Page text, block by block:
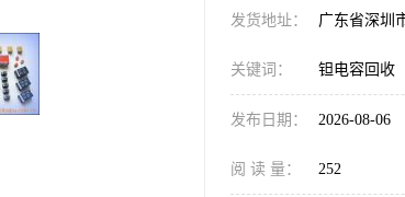
发货地址： 广东省深圳
关键词： 钽电容回收
发布日期： 2026-08-06
阅 读 量： 252